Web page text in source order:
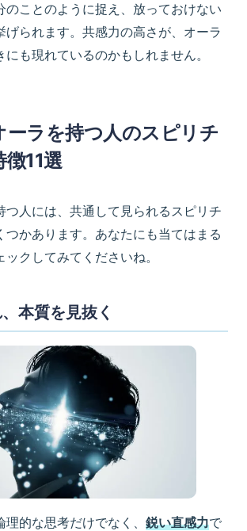
のことのように捉え、放っておけない
げられます。共感力の高さが、オーラ
も現れているのかもしれません。
ーラを持つ人のスピリチ
11選
つ人には、共通して見られるスピリチ
つかあります。あなたにも当てはまる
クしてみてくださいね。
本質を見抜く
的な思考だけでなく、 鋭い直感力で